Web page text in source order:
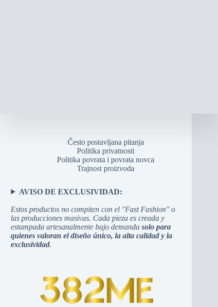
Često postavljana pitanja
Politika privatnosti
Politika povrata i povrata novca
Trajnost proizvoda
AVISO DE EXCLUSIVIDAD:
Estos productos no compiten con el "Fast Fashion" o
las producciones masivas. Cada pieza es creada y
estampada artesanalmente bajo demandasolo para
quienes valoran el diseño único, la alta calidad y la
exclusividad.